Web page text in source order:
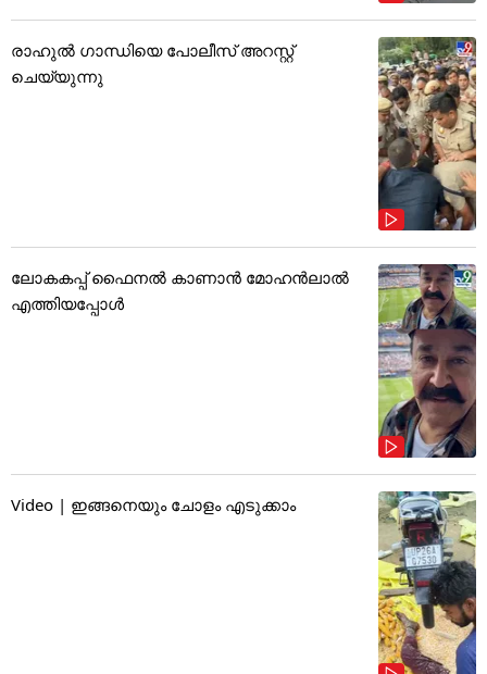
രാഹുൽ ഗാന്ധിയെ പോലീസ് അറസ്റ്റ്
ചെയ്യുന്നു
ലോകകപ്പ് ഫൈനൽ കാണാൻ മോഹൻലാൽ
എത്തിയപ്പോൾ
Video | ഇങ്ങനെയും ചോളം എടുക്കാം